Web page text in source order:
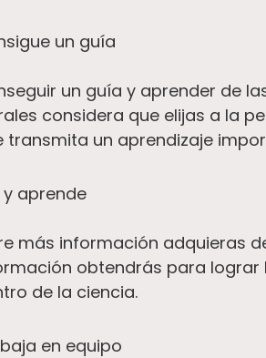
un guía
un guía y aprender de
considera que elijas a la
transmita un aprendizaje
y aprende
más información adquieras
obtendrás para lograr
de la ciencia.
en equipo